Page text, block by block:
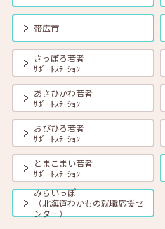
2026年08月01日(土)
【函館・対面】8月19日（水）就勝塾
らす方法 13:30～14:30
2026年08月01日(土)
【釧路・対面】8月20日（木）就勝塾
ー 13:30～14:30
2026年08月01日(土)
【オンライン】8月20日（木）ビジネ
相 14:00～14:30
帯広市
さっぽろ若者
ｻﾎﾟｰﾄｽﾃｰｼｮﾝ
あさひかわ若者
ｻﾎﾟｰﾄｽﾃｰｼｮﾝ
おびひろ若者
ｻﾎﾟｰﾄｽﾃｰｼｮﾝ
とまこまい若者
ｻﾎﾟｰﾄｽﾃｰｼｮﾝ
みらいっぽ
（北海道わかもの就職応援セ
ンター）